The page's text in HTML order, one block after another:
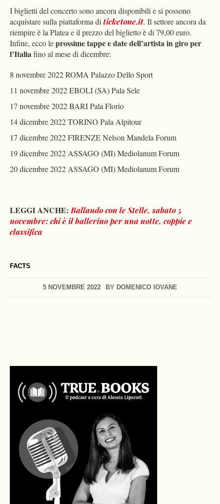
FACTS
5 NOVEMBRE 2022 BY DOMENICO IOVANE
I biglietti del concerto sono ancora disponibili e si possono
acquistare sulla piattaforma diticketone.it. Il settore ancora da
riempire è la Platea e il prezzo del biglietto è di 79,00 euro.
Infine, ecco leprossime tappe e date dell’artista in giro per
l’Italiafino al mese di dicembre:
8 novembre 2022 ROMA Palazzo Dello Sport
11 novembre 2022 EBOLI (SA) Pala Sele
17 novembre 2022 BARI Pala Florio
14 dicembre 2022 TORINO Pala Alpitour
17 dicembre 2022 FIRENZE Nelson Mandela Forum
19 dicembre 2022 ASSAGO (MI) Mediolanum Forum
20 dicembre 2022 ASSAGO (MI) Mediolanum Forum
LEGGI ANCHE: Ballando con le Stelle, sabato 5
novembre: chi è il ballerino per una notte, coppie e
classifica